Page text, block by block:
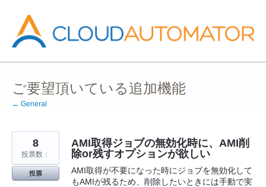
ン
ツ
ス
プ
ご要望頂いている追加機能
← General
AMI取得ジョブの無効化時に、AMI削
除or残すオプションが欲しい
AMI取得が不要になった時にジョブを無効化して
もAMIが残るため、削除したいときには手動で実
8
投票数：
投票